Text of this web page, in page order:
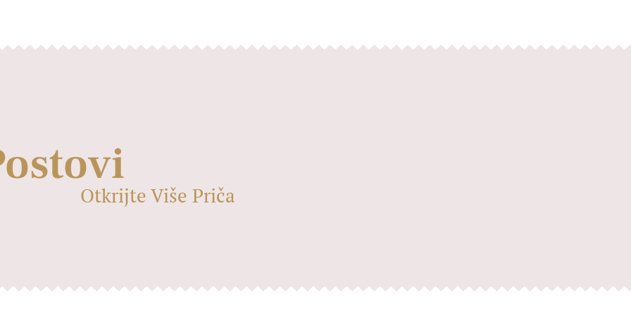
Otkrijte Više Priča